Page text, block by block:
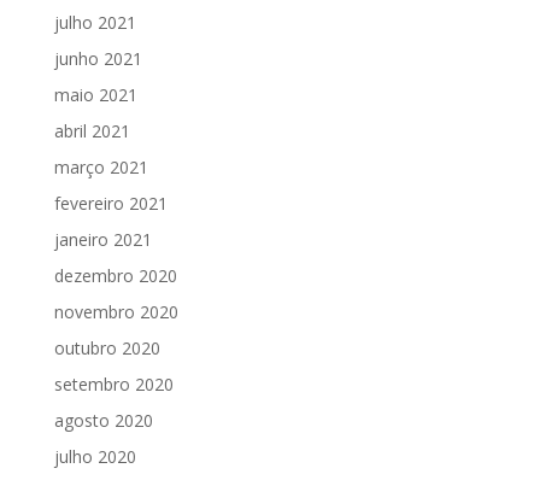
julho 2021
junho 2021
maio 2021
abril 2021
março 2021
fevereiro 2021
janeiro 2021
dezembro 2020
novembro 2020
outubro 2020
setembro 2020
agosto 2020
julho 2020